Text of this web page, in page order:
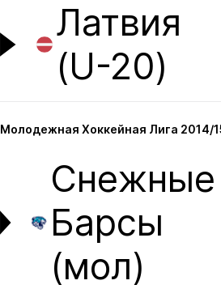
Латвия
(U-20)
Молодежная Хоккейная Лига 2014/
Снежные
Барсы
(мол)